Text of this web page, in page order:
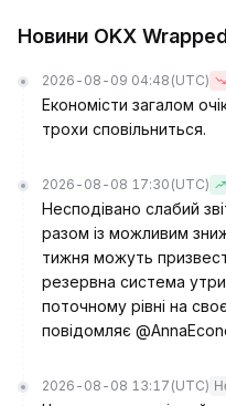
Новини OKX
2026-08-09 04:48 (UTC)
Економісти загалом
трохи сповільниться.
2026-08-08 17:30 (UTC)
Несподівано слабий
разом із можливим
тижня можуть
резервна система
поточному рівні на
повідомляє
2026-08-08 13:17 (UTC)